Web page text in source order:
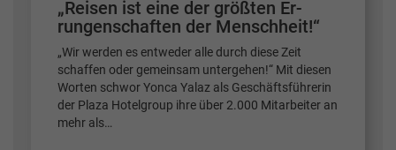
„Reisen ist eine der größten ­Er­
rungenschaften der Menschheit!“
„Wir werden es entweder alle durch diese Zeit
schaffen oder gemeinsam untergehen!“ Mit diesen
Worten schwor Yonca Yalaz als Geschäftsführerin
der Plaza Hotelgroup ihre über 2.000 Mitarbeiter an
mehr als…